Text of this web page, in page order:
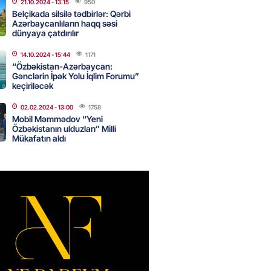
- 18:19 295
bağlı bu qaydalar
– Əkrəm Həsənovdan
- 18:11
- 17:58
avtomobillərdən kim pul
- 17:30
21.10.2024- 13:15 950
Belçikada silsilə tədbirlər: Qərbi
Azərbaycanlıların haqq səsi
dünyaya çatdırılır
14.10.2024- 15:44 1171
“Özbəkistan-Azərbaycan:
Gənclərin İpək Yolu İqlim Forumu”
keçiriləcək
02.02.2024- 13:00 1758
Mobil Məmmədov “Yeni
Özbəkistanın ulduzları” Milli
Mükafatın aldı